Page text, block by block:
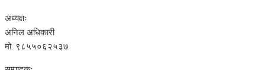
अध्यक्षः
अनिल अधिकारी
मो. ९८५५०६२५३७